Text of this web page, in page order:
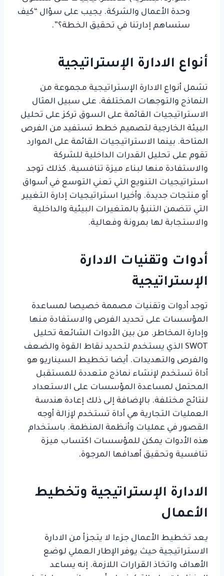
وحدة الأعمال والشركة. يجيب على سؤال “كيف
ستساهم إدارتنا في تحقيق الخطة؟”.
أنواع الادارة الإستراتيجية
تشمل أنواع الادارة الإستراتيجية مجموعة من
النماذج والتوجهات المختلفة. على سبيل المثال
الاستراتيجيات القائمة على السوق تركز على تحليل
البيئة الخارجية لتصميم خطط تستفيد من الفرص
المتاحة. بينما الاستراتيجيات القائمة على الموارد
تقوم على تحليل القدرات الداخلية للشركة
والاستفادة منها لبناء ميزة تنافسية. كذلك توجد
استراتيجيات التنويع التي تعني التوسع في أسواق
أو منتجات جديدة. وأخيرا استراتيجيات إدارة التغيير
التي تتضمن التنبؤ بالمتغيرات البيئية والداخلية
والاستجابة لها بمرونة وفعالية.
أدوات وتقنيات الادارة
الإستراتيجية
توجد أدوات وتقنيات مصممة خصيصا لمساعدة
المؤسسات على تحديد الفرص والاستفادة منها
وإدارة المخاطر. من بين الأدوات الشائعة تحليل
SWOT الذي يستخدم لتحديد نقاط القوة والضعف
والفرص والتهديدات. أيضا تخطيط السيناريو هو
أداة تستخدم لإنشاء نماذج متعددة للمستقبل
المحتمل لمساعدة المؤسسات على الاستعداد
لنتائج مختلفة. بالإضافة إلى ذلك إعادة هندسة
العمليات التجارية هي أداة تستخدم لإزالة أوجه
القصور في عمليات وأنظمة المنظمة. باستخدام
هذه الأدوات يمكن للمؤسسات اكتساب ميزة
تنافسية وتحقيق أهدافها المرجوة.
الادارة الإستراتيجية وتخطيط
الأعمال
يعد تخطيط الأعمال جزءا لا يتجزأ من الادارة
الاستراتيجية حيث يوفر الإطار العملي لوضع
الأهداف واتخاذ القرارات اللازمة. إنه يساعد